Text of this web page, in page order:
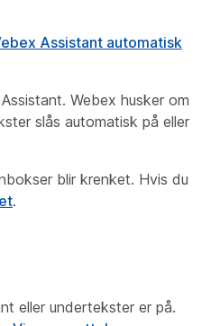
Assistant automatisk
Webex husker om
slås automatisk på eller
blir krenket. Hvis du
.
eller undertekster er på.